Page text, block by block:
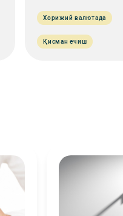
Хорижий валютада
Қисман ечиш